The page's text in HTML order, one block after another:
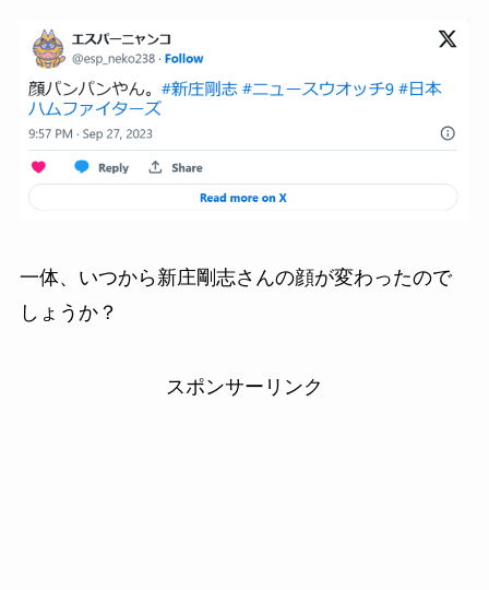
一体、いつから新庄剛志さんの顔が変わったので
しょうか？
スポンサーリンク